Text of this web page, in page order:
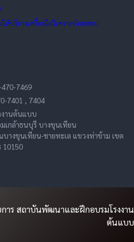
ห้บริการเครื่องมือวิเคราะห์ทดสอบ
7469
7401 , 7404
านต้นแบบ
เกล้าธนบุรี บางขุนเทียน
างขุนเทียน-ชายทะเล แขวงท่าข้าม เขต
10150
าร สถาบันพัฒนาและฝึกอบรมโรงงาน
ต้นแบบ